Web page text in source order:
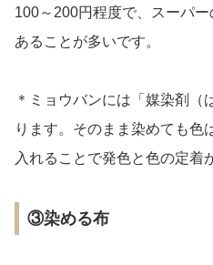
100～200円程度で、スーパ
あることが多いです。
＊ミョウバンには「媒染剤（
ります。そのまま染めても色
入れることで発色と色の定着
③染める布